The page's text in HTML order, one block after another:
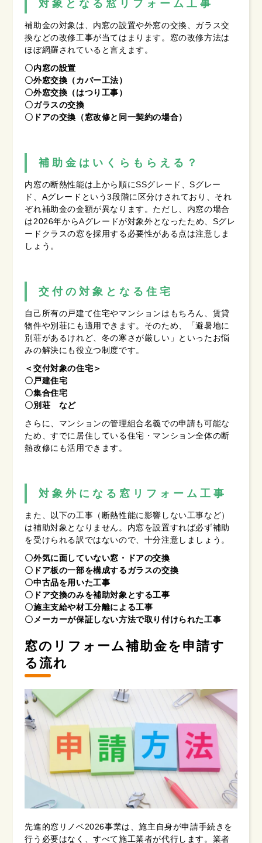
対象となる窓リフォーム工事
補助金の対象は、内窓の設置や外窓の交換、ガラス交
換などの改修工事が当てはまります。窓の改修方法は
ほぼ網羅されていると言えます。
〇内窓の設置
〇外窓交換（カバー工法）
〇外窓交換（はつり工事）
〇ガラスの交換
〇ドアの交換（窓改修と同一契約の場合）
補助金はいくらもらえる？
内窓の断熱性能は上から順にSSグレード、Sグレー
ド、Aグレードという3段階に区分けされており、それ
ぞれ補助金の金額が異なります。ただし、内窓の場合
は2026年からAグレードが対象外となったため、Sグレ
ードクラスの窓を採用する必要性がある点は注意しま
しょう。
交付の対象となる住宅
自己所有の戸建て住宅やマンションはもちろん、賃貸
物件や別荘にも適用できます。そのため、「避暑地に
別荘があるけれど、冬の寒さが厳しい」といったお悩
みの解決にも役立つ制度です。
＜交付対象の住宅＞
〇戸建住宅
〇集合住宅
〇別荘 など
さらに、マンションの管理組合名義での申請も可能な
ため、すでに居住している住宅・マンション全体の断
熱改修にも活用できます。
対象外になる窓リフォーム工事
また、以下の工事（断熱性能に影響しない工事など）
は補助対象となりません。内窓を設置すれば必ず補助
を受けられる訳ではないので、十分注意しましょう。
〇外気に面していない窓・ドアの交換
〇ドア板の一部を構成するガラスの交換
〇中古品を用いた工事
〇ドア交換のみを補助対象とする工事
〇施主支給や材工分離による工事
〇メーカーが保証しない方法で取り付けられた工事
窓のリフォーム補助金を申請す
る流れ
先進的窓リノベ2026事業は、施主自身が申請手続きを
行う必要はなく、すべて施工業者が代行します。業者